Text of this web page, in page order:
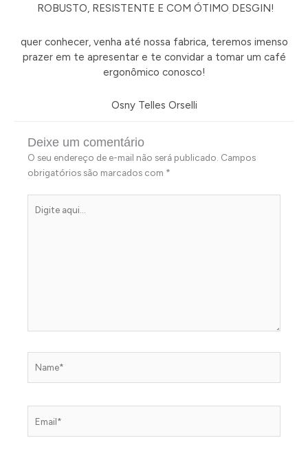
ROBUSTO, RESISTENTE E COM ÓTIMO DESGIN!
quer conhecer, venha até nossa fabrica, teremos imenso
prazer em te apresentar e te convidar a tomar um café
ergonômico conosco!
Osny Telles Orselli
Deixe um comentário
O seu endereço de e-mail não será publicado. Campos
obrigatórios são marcados com *
aqui...